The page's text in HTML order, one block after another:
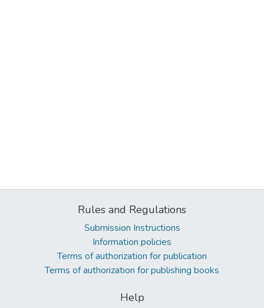
Rules and Regulations
Submission Instructions
Information policies
Terms of authorization for publication
Terms of authorization for publishing books
Help